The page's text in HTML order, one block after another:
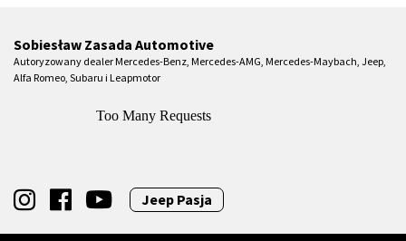
Sobiesław Zasada Automotive
Autoryzowany dealer Mercedes-Benz, Mercedes-AMG, Mercedes-Maybach, Jeep,
Alfa Romeo, Subaru i Leapmotor
Jeep Pasja